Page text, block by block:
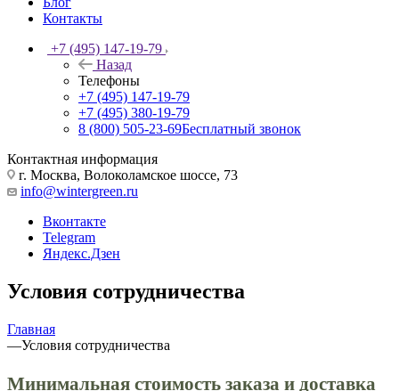
Контакты
+7 (495) 147-19-79
Назад
Телефоны
+7 (495) 147-19-79
+7 (495) 380-19-79
8 (800) 505-23-69Бесплатный звонок
Контактная информация
г. Москва, Волоколамское шоссе, 73
info@wintergreen.ru
Вконтакте
Telegram
Яндекс.Дзен
Условия сотрудничества
Главная
—Условия сотрудничества
Минимальная стоимость заказа и доставка